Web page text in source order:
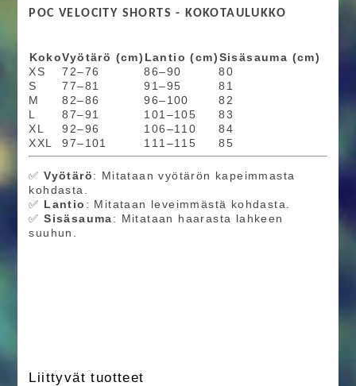
POC VELOCITY SHORTS - KOKOTAULUKKO
KokoVyötärö (cm) Lantio (cm)Sisäsauma (cm)
XS
72–76 86–90
80
S
77–81 91–95
81
M
82–86 96–100
82
L
87–91 101–105
83
XL
92–96 106–110
84
XXL
97–101 111–115 85
✅Vyötärö: Mitataan vyötärön kapeimmasta
kohdasta.
✅ Lantio : Mitataan leveimmästä kohdasta.
✅Sisäsauma: Mitataan haarasta lahkeen
suuhun.
Liittyvät tuotteet